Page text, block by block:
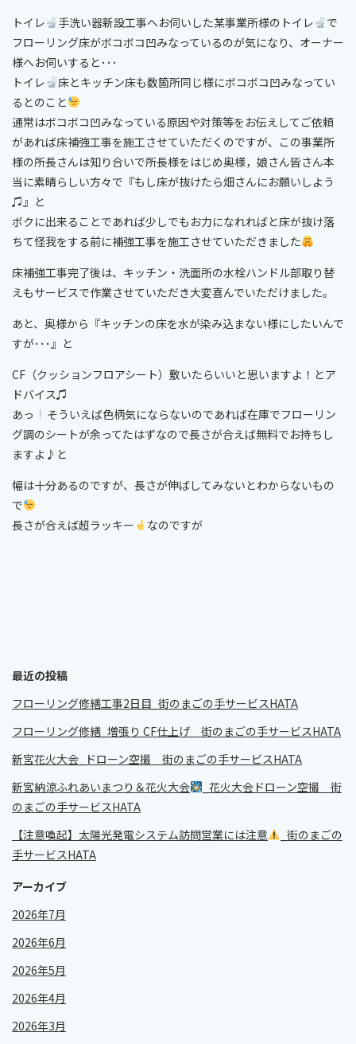
トイレ
手洗い器新設工事へお伺いした某事業所様のトイレ
で
フローリング床がボコボコ凹みなっているのが気になり、オーナー
様へお伺いすると･･･
トイレ
床とキッチン床も数箇所同じ様にボコボコ凹みなってい
るとのこと
通常はボコボコ凹みなっている原因や対策等をお伝えしてご依頼
があれば床補強工事を施工させていただくのですが、この事業所
様の所長さんは知り合いで所長様をはじめ奥様，娘さん皆さん本
当に素晴らしい方々で『もし床が抜けたら畑さんにお願いしよう
♫』と
ボクに出来ることであれば少しでもお力になれればと床が抜け落
ちて怪我をする前に補強工事を施工させていただきました
床補強工事完了後は、キッチン・洗面所の水栓ハンドル部取り替
えもサービスで作業させていただき大変喜んでいただけました。
あと、奥様から『キッチンの床を水が染み込まない様にしたいんで
すが･･･』と
CF（クッションフロアシート）敷いたらいいと思いますよ！とア
ドバイス♫
あっ
そういえば色柄気にならないのであれば在庫でフローリン
グ調のシートが余ってたはずなので長さが合えば無料でお持ちし
ますよ♪と
幅は十分あるのですが、長さが伸ばしてみないとわからないもの
で
長さが合えば超ラッキー
なのですが
最近の投稿
フローリング修繕工事2日目_街のまごの手サービスHATA
フローリング修繕_増張り CF仕上げ 街のまごの手サービスHATA
新宮花火大会_ドローン空撮 街のまごの手サービスHATA
新宮納涼ふれあいまつり＆花火大会
_花火大会ドローン空撮 街
のまごの手サービスHATA
【注意喚起】太陽光発電システム訪問営業には注意
_街のまごの
手サービスHATA
アーカイブ
2026年7月
2026年6月
2026年5月
2026年4月
2026年3月